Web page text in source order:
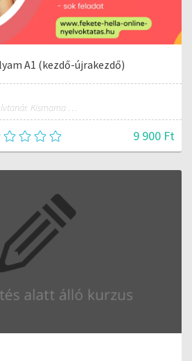
A1 (kezdő-újrakezdő)
Olasz, spanyol nyelvtanár. Kismama és női jóga oktató.
9 900 Ft